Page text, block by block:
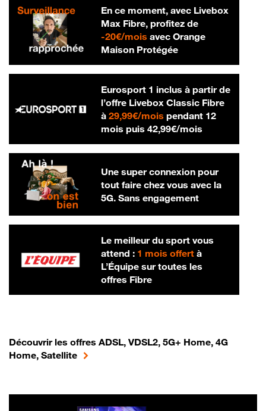
En ce moment, avec Livebox
Max Fibre, profitez de
-20€/mois20 € par mois
avec Orange
Maison Protégée
Eurosport 1 inclus à partir de
l’offre Livebox Classic Fibre
à 29,99€/mois29,99 € par mois
pendant 12
mois puis 42,99€/mois42,99 € par
Une super connexion pour
tout faire chez vous avec la
5G. Sans engagement
Le meilleur du sport vous
attend : 1 mois offertà
L’Équipe sur toutes les
offres Fibre
Découvrir les offres ADSL, VDSL2, 5G+ Home, 4G
Home, Satellite